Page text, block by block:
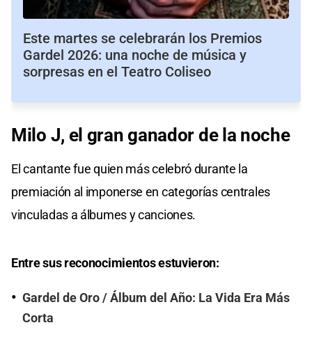
Este martes se celebrarán los Premios
Gardel 2026: una noche de música y
sorpresas en el Teatro Coliseo
Milo J, el gran ganador de la noche
El cantante fue quien más celebró durante la
premiación al imponerse en categorías centrales
vinculadas a álbumes y canciones.
Entre sus reconocimientos estuvieron:
Gardel de Oro / Álbum del Año: La Vida Era Más
Corta